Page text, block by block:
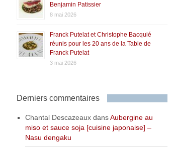
Benjamin Patissier
8 mai 2026
Franck Putelat et Christophe Bacquié
réunis pour les 20 ans de la Table de
Franck Putelat
3 mai 2026
Derniers commentaires
Chantal DescazeauxdansAubergine au
miso et sauce soja [cuisine japonaise] –
Nasu dengaku